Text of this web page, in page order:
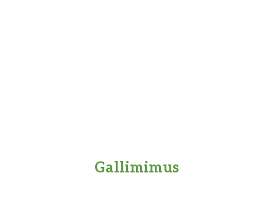
Gallimimus